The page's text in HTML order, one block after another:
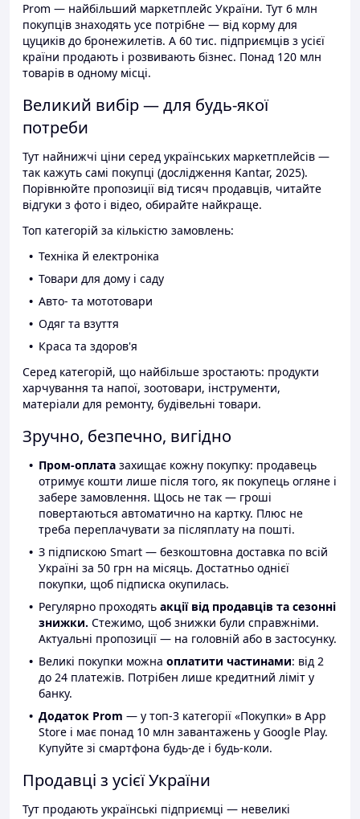
Prom — найбільший маркетплейс України. Тут 6 млн
покупців знаходять усе потрібне — від корму для
цуциків до бронежилетів. А 60 тис. підприємців з усієї
країни продають і розвивають бізнес. Понад 120 млн
товарів в одному місці.
Великий вибір — для будь-якої
потреби
Тут найнижчі ціни серед українських маркетплейсів —
так кажуть самі покупці (дослідження Kantar, 2025).
Порівнюйте пропозиції від тисяч продавців, читайте
відгуки з фото і відео, обирайте найкраще.
Топ категорій за кількістю замовлень:
Техніка й електроніка
Товари для дому і саду
Авто- та мототовари
Одяг та взуття
Краса та здоров'я
Серед категорій, що найбільше зростають: продукти
харчування та напої, зоотовари, інструменти,
матеріали для ремонту, будівельні товари.
Зручно, безпечно, вигідно
Пром-оплата захищає кожну покупку: продавець
отримує кошти лише після того, як покупець огляне і
забере замовлення. Щось не так — гроші
повертаються автоматично на картку. Плюс не
треба переплачувати за післяплату на пошті.
З підпискою Smart — безкоштовна доставка по всій
Україні за 50 грн на місяць. Достатньо однієї
покупки, щоб підписка окупилась.
Регулярно проходять акції від продавців та сезонні
знижки. Стежимо, щоб знижки були справжніми.
Актуальні пропозиції — на головній або в застосунку.
Великі покупки можна оплатити частинами: від 2
до 24 платежів. Потрібен лише кредитний ліміт у
банку.
Додаток Prom — у топ-3 категорії «Покупки» в App
Store і має понад 10 млн завантажень у Google Play.
Купуйте зі смартфона будь-де і будь-коли.
Продавці з усієї України
Тут продають українські підприємці — невеликі